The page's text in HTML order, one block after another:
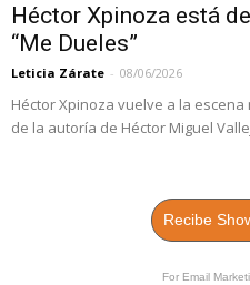
Héctor Xpinoza está
“Me Dueles”
Leticia Zárate - 08/06/2026
Héctor Xpinoza vuelve a la escena
de la autoría de Héctor Miguel
Recibe
For Email